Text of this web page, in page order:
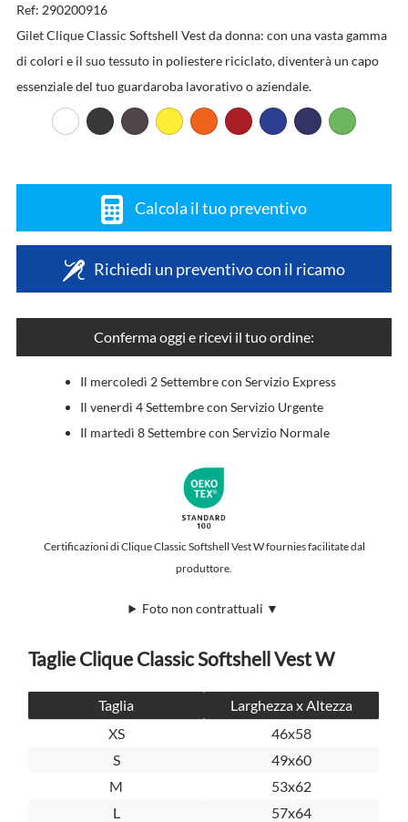
Ref: 290200916
Gilet Clique Classic Softshell Vest da donna: con una vasta gamma
di colori e il suo tessuto in poliestere riciclato, diventerà un capo
essenziale del tuo guardaroba lavorativo o aziendale.
Calcola il tuo preventivo
Richiedi un preventivo con il ricamo
Conferma oggi e ricevi il tuo ordine:
Il mercoledì 2 Settembre con Servizio Express
Il venerdì 4 Settembre con Servizio Urgente
Il martedì 8 Settembre con Servizio Normale
Certificazioni di Clique Classic Softshell Vest W fournies facilitate dal
produttore.
Foto non contrattuali ▼
Taglie Clique Classic Softshell Vest W
Taglia
Larghezza x Altezza
XS
46x58
S
49x60
M
53x62
L
57x64